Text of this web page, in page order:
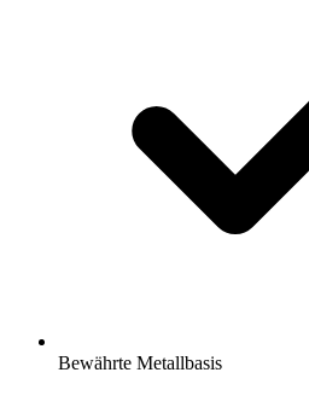
Bewährte Metallbasis